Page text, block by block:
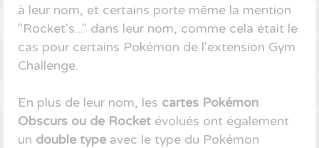
à leur nom, et certains porte même la mention
"Rocket's..." dans leur nom, comme cela était le
cas pour certains Pokémon de l'extension Gym
Challenge.
En plus de leur nom, les cartes Pokémon
Obscurs ou de Rocket évolués ont également
un double type avec le type du Pokémon